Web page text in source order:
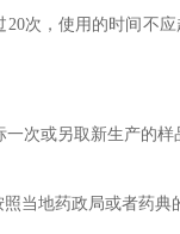
次，使用的时间不
次或另取新生产的
当地药政局或者药典